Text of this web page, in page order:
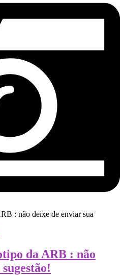
da ARB : não